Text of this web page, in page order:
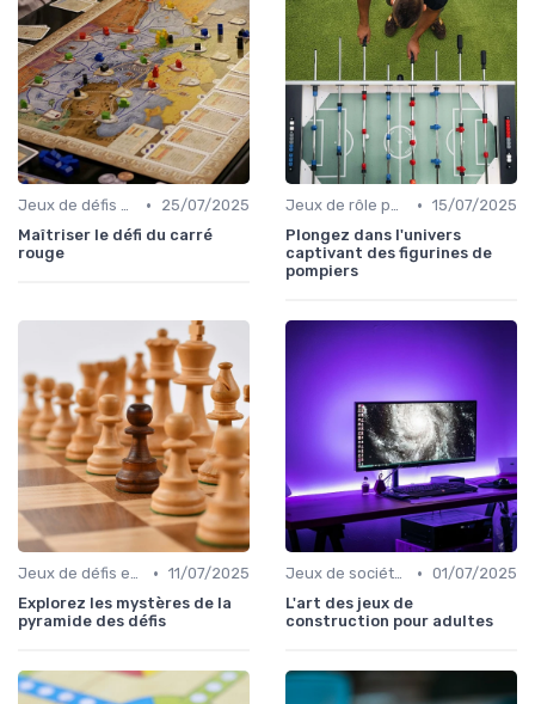
Jeux de défis et gages •
25/07/2025
Maîtriser le défi du carré
rouge
Jeux de rôle pour adultes • 15/07/2025
Plongez dans l'univers
captivant des figurines de
pompiers
Jeux de défis et gages • 11/07/2025
Explorez les mystères de la
pyramide des défis
Jeux de société pour adultes • 01/07/2025
L'art des jeux de
construction pour adultes